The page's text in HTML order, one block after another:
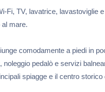
Fi, TV, lavatrice, lavastoviglie
mare.
comodamente a piedi in
pedalò e servizi
spiagge e il centro storico